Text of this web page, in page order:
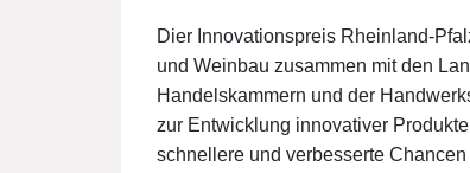
Dier Innovationspreis Rheinland-
und Weinbau zusammen mit den
Handelskammern und der
zur Entwicklung innovativer
schnellere und verbesserte